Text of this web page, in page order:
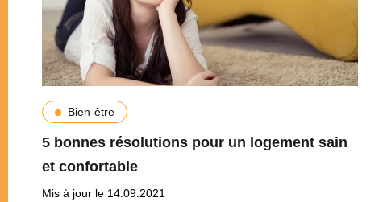
Bien-être
5 bonnes résolutions pour un logement sain
et confortable
Mis à jour le 14.09.2021